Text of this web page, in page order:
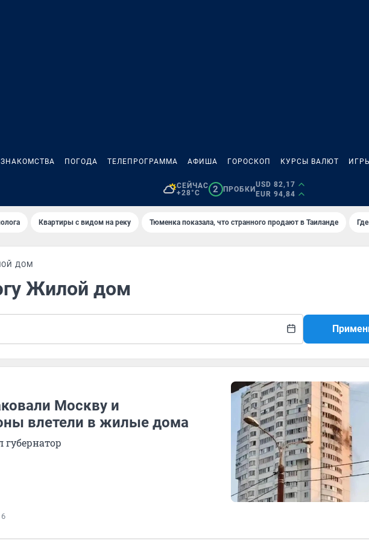
ЗНАКОМСТВА ПОГОДА ТЕЛЕПРОГРАММА АФИША ГОРОСКОП КУРСЫ ВАЛЮТ
СЕЙЧАС
+28°C
2 ПРОБКИ
USD 82,17
EUR 94,84
Квартиры с видом на реку Тюменка показала, что странного продают в Таиланде
ДОМ
Жилой дом
Москву и
влетели в жилые дома
губернатор
6